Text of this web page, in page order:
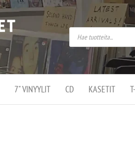
Stupido
Market –
verkossa
ja
kivijalassa
Stupido Market on
vaihtoehtomusaan
erikoistunut
verkko- sekä
kivijalkakauppa
Helsingissä
Kallion
7" VINYYLIT CD KASETIT